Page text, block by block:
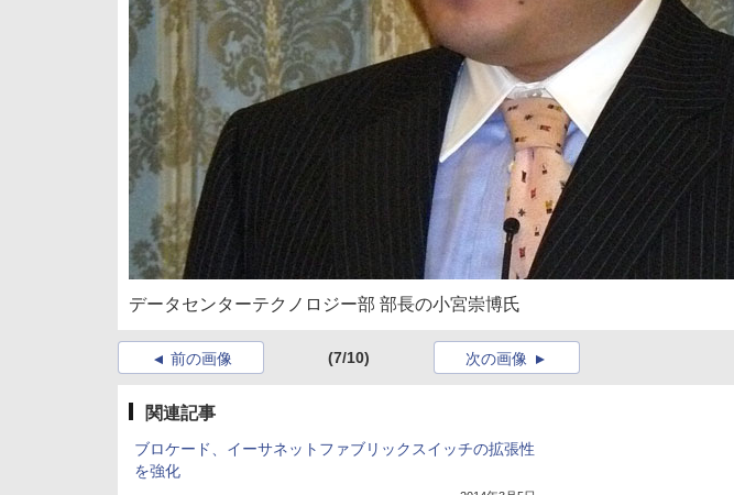
データセンターテクノロジー部 部長の小宮崇博氏
前の画像 (7/10) 次の画像
関連記事
ブロケード、イーサネットファブリックスイッチの拡張性
を強化